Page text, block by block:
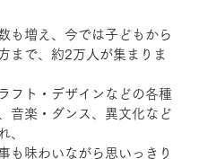
も増え、今では子どもから
まで、約2万人が集まりま
フト・デザインなどの各種
音楽・ダンス、異文化など
、
も味わいながら思いっきり